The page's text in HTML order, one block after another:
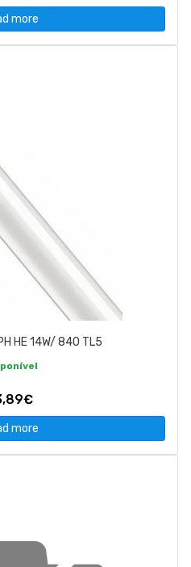
more
HE 14W/ 840 TL5
more